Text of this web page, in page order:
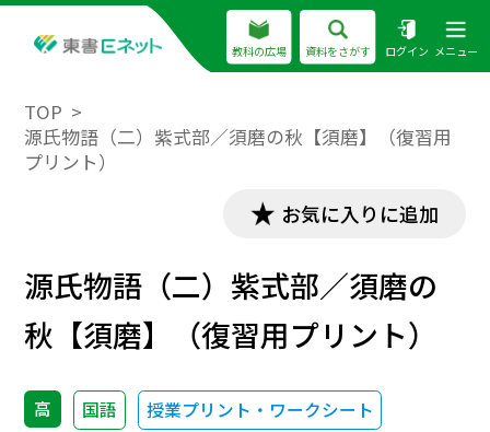
教科の広場 資料をさがす ログイン メニュー
TOP
源氏物語（二）紫式部／須磨の秋【須磨】（復習用
プリント）
お気に入りに追加
源氏物語（二）紫式部／須磨の
秋【須磨】（復習用プリント）
高 国語 授業プリント・ワークシート